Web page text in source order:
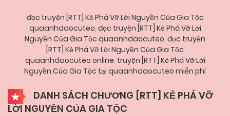
đọc truyện [RTT] Kẻ Phá Vỡ Lời Nguyền Của Gia Tộc
quaanhdaocuteo, đọc truyện [RTT] Kẻ Phá Vỡ Lời
Nguyền Của Gia Tộc quaanhdaocuteo, đọc truyện
[RTT] Kẻ Phá Vỡ Lời Nguyền Của Gia Tộc
quaanhdaocuteo online, truyện [RTT] Kẻ Phá Vỡ Lời
Nguyền Của Gia Tộc tại quaanhdaocuteo miễn phí
DANH SÁCH CHƯƠNG [RTT] KẺ PHÁ VỠ
LỜI NGUYỀN CỦA GIA TỘC